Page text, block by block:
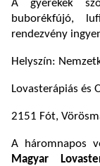
A gyerekek
buborékfújó,
rendezvény
Helyszín:
Lovasterápiás és
2151 Fót,
A háromnapos
Magyar